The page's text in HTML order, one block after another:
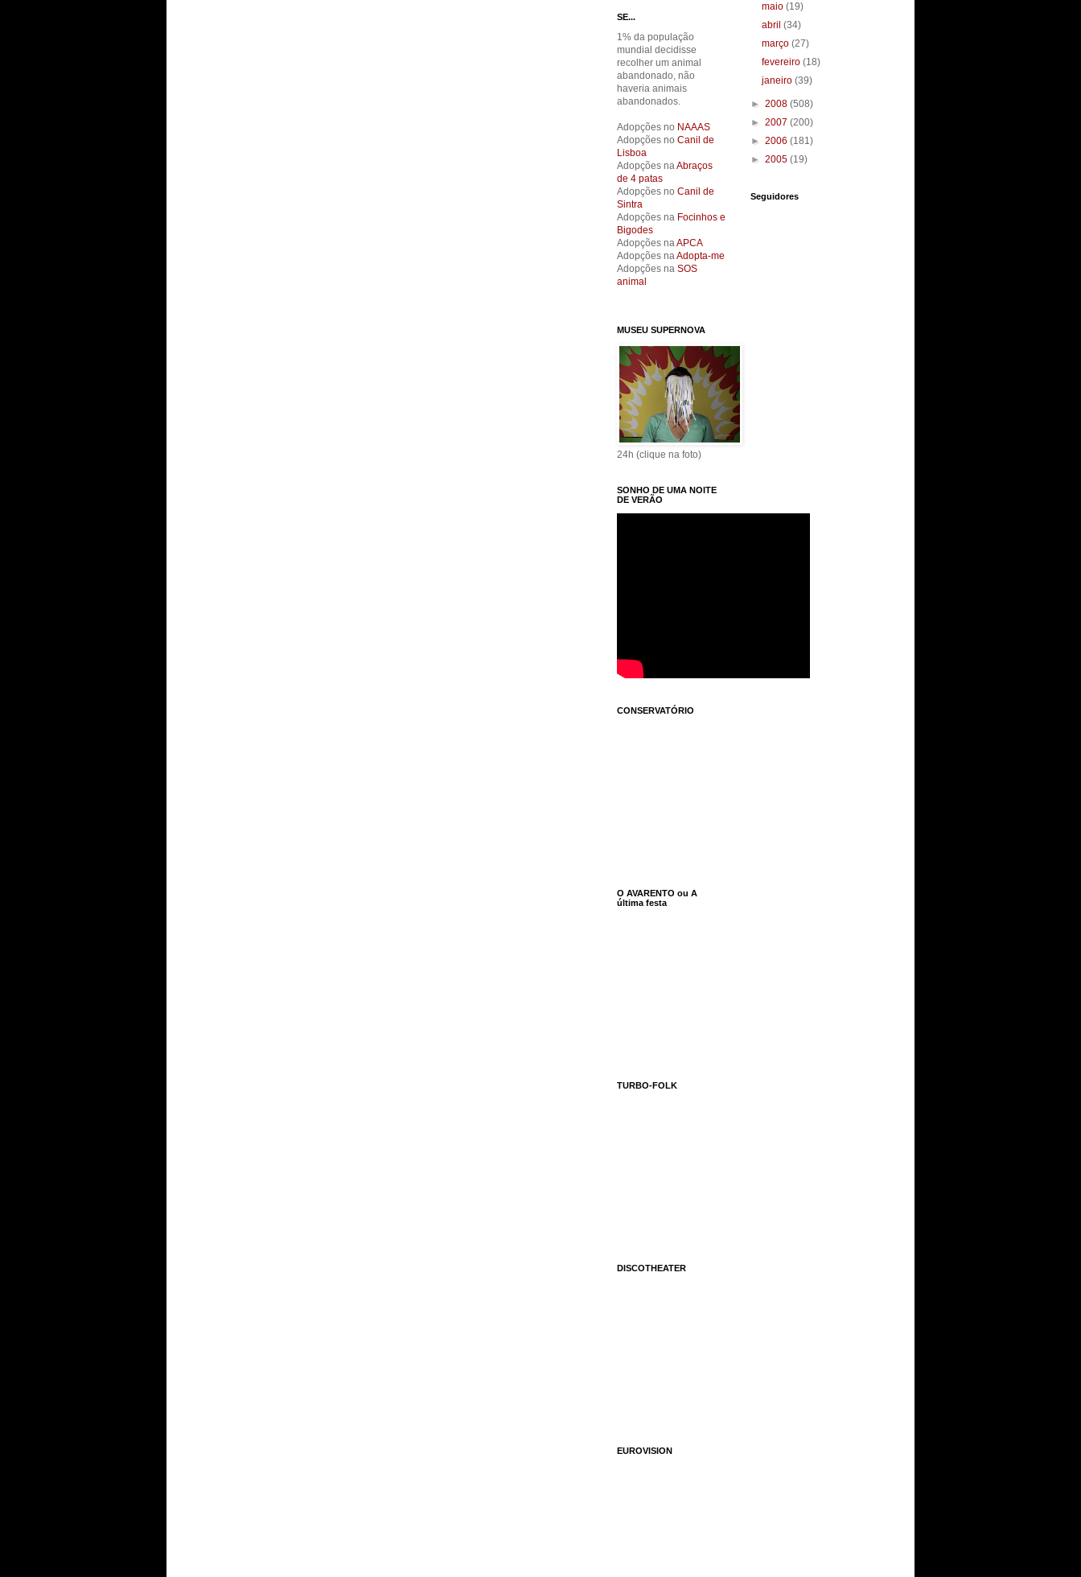
SE...
1% da população
mundial decidisse
recolher um animal
abandonado, não
haveria animais
abandonados.
Adopções no NAAAS
Adopções no Canil de
Lisboa
Adopções naAbraços
de 4 patas
Adopções no Canil de
Sintra
Adopções na Focinhos e
Bigodes
Adopções naAPCA
Adopções naAdopta-me
Adopções na SOS
animal
MUSEU SUPERNOVA
24h (clique na foto)
SONHO DE UMA NOITE
DE VERÃO
CONSERVATÓRIO
O AVARENTO ou A
última festa
TURBO-FOLK
DISCOTHEATER
EUROVISION
maio(19)
abril(34)
março(27)
fevereiro(18)
janeiro(39)
► 2008 (508)
► 2007 (200)
► 2006 (181)
► 2005 (19)
Seguidores